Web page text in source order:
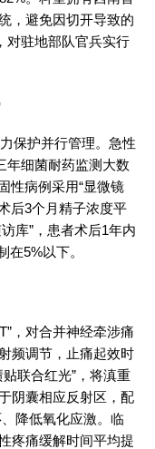
，避免因切开导致的
对驻地部队官兵实行
保护并行管理。急性
细菌耐药监测大数
性病例采用“显微镜
后3个月精子浓度平
库”，患者术后1年内
5%以下。
，对合并神经牵涉痛
频调节，止痛起效时
联合红光”，将滇重
阴囊相应反射区，配
降低氧化应激。临
疼痛缓解时间平均提